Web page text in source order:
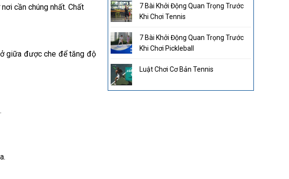
7 Bài Khởi Động Quan Trọng Trước
Khi Chơi Tennis
7 Bài Khởi Động Quan Trọng Trước
Khi Chơi Pickleball
Luật Chơi Cơ Bản Tennis
cần chúng nhất. Chất
giữa được che để tăng độ